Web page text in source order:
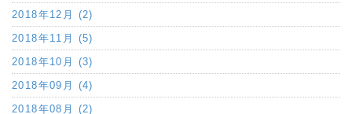
2018年12月 (2)
2018年11月 (5)
2018年10月 (3)
2018年09月 (4)
2018年08月 (2)